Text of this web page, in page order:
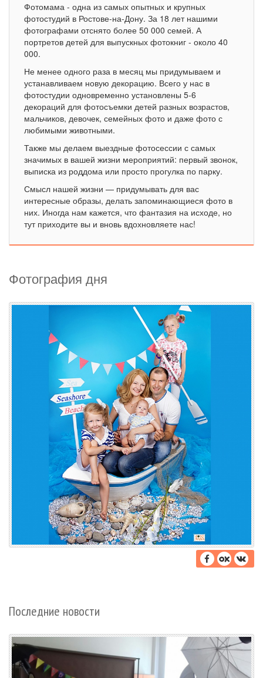
Фотомама - одна из самых опытных и крупных
фотостудий в Ростове-на-Дону. За 18 лет нашими
фотографами отснято более 50 000 семей. А
портретов детей для выпускных фотокниг - около 40
000.
Не менее одного раза в месяц мы придумываем и
устанавливаем новую декорацию. Всего у нас в
фотостудии одновременно установлены 5-6
декораций для фотосъемки детей разных возрастов,
мальчиков, девочек, семейных фото и даже фото с
любимыми животными.
Также мы делаем выездные фотосессии с самых
значимых в вашей жизни мероприятий: первый звонок,
выписка из роддома или просто прогулка по парку.
Смысл нашей жизни — придумывать для вас
интересные образы, делать запоминающиеся фото в
них. Иногда нам кажется, что фантазия на исходе, но
тут приходите вы и вновь вдохновляете нас!
Фотография дня
Последние новости